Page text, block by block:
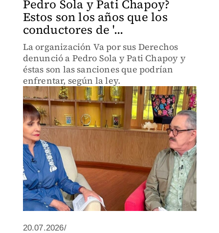
Pedro Sola y Pati Chapoy?
Estos son los años que los
conductores de '...
La organización Va por sus Derechos
denunció a Pedro Sola y Pati Chapoy y
éstas son las sanciones que podrían
enfrentar, según la ley.
20.07.2026/